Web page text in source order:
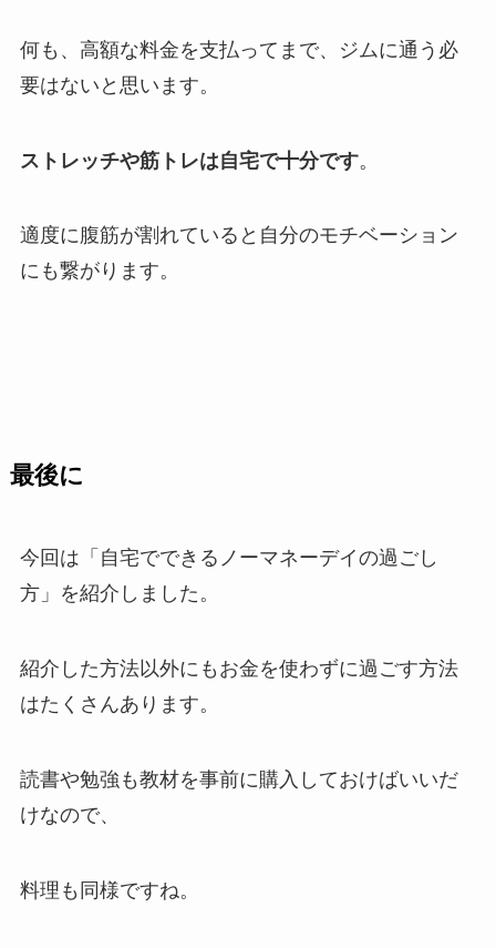
何も、高額な料金を支払ってまで、ジムに通う必
要はないと思います。
ストレッチや筋トレは自宅で十分です。
適度に腹筋が割れていると自分のモチベーション
にも繋がります。
最後に
今回は「自宅でできるノーマネーデイの過ごし
方」を紹介しました。
紹介した方法以外にもお金を使わずに過ごす方法
はたくさんあります。
読書や勉強も教材を事前に購入しておけばいいだ
けなので、
料理も同様ですね。